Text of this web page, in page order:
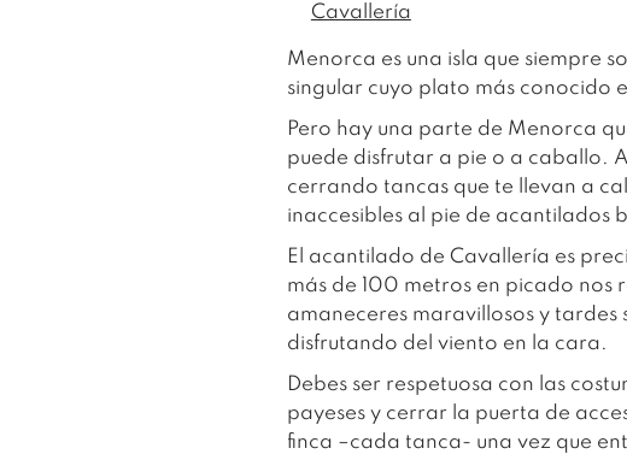
Cavallería
Menorca es una isla que siempre
singular cuyo plato más conocido
Pero hay una parte de Menorca
puede disfrutar a pie o a caballo.
cerrando tancas que te llevan a
inaccesibles al pie de acantilados
El acantilado de Cavallería es
más de 100 metros en picado nos
amaneceres maravillosos y tardes
disfrutando del viento en la cara.
Debes ser respetuosa con las
payeses y cerrar la puerta de
finca –cada tanca- una vez que